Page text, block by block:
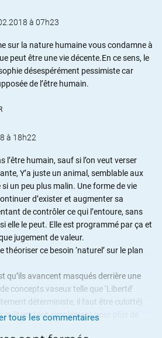
à 07h23
sur la nature humaine vous condamne à
peut être une vie décente.En ce sens, le
désespérément pessimiste car
de l’être humain.
à 18h22
l’être humain, sauf si l’on veut verser
Y’a juste un animal, semblable aux
un peu plus malin. Une forme de vie
d’exister et augmenter sa
de contrôler ce qui l’entoure, sans
elle le peut. Elle est programmé par ça et
jugement de valeur.
théoriser ce besoin ‘naturel’ sur le plan
qu’ils avancent masqués derrière une
concepts vaseux telle que ‘Liberté’
déterministe, il faut être culotté)
militent tout simplement pour plus de
tous les commentaires